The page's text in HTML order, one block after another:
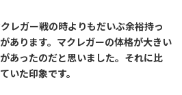
レガー戦の時よりもだいぶ余裕持っ
あります。マクレガーの体格が大きい
あったのだと思いました。それに比
いた印象です。